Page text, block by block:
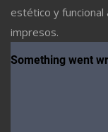
estético y
impresos.